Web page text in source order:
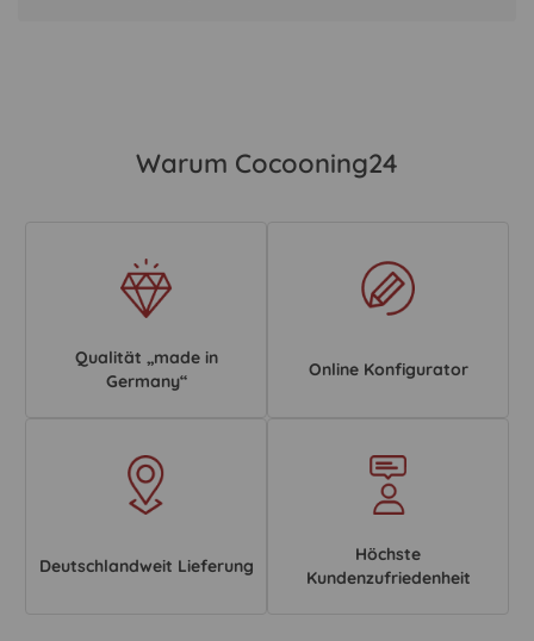
Warum Cocooning24
Qualität „made in
Germany“
Online Konfigurator
Deutschlandweit Lieferung
Höchste
Kundenzufriedenheit